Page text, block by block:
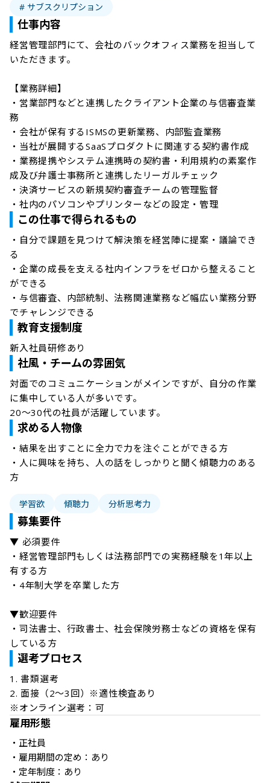
# サブスクリプション
仕事内容
経営管理部門にて、会社のバックオフィス業務を担当して
いただきます。
【業務詳細】
・営業部門などと連携したクライアント企業の与信審査業
務
・会社が保有するISMSの更新業務、内部監査業務
・当社が展開するSaaSプロダクトに関連する契約書作成
・業務提携やシステム連携時の契約書・利用規約の素案作
成及び弁護士事務所と連携したリーガルチェック
・決済サービスの新規契約審査チームの管理監督
・社内のパソコンやプリンターなどの設定・管理
この仕事で得られるもの
・自分で課題を見つけて解決策を経営陣に提案・議論でき
る
・企業の成長を支える社内インフラをゼロから整えること
ができる
・与信審査、内部統制、法務関連業務など幅広い業務分野
でチャレンジできる
教育支援制度
新入社員研修あり
社風・チームの雰囲気
対面でのコミュニケーションがメインですが、自分の作業
に集中している人が多いです。
20～30代の社員が活躍しています。
求める人物像
・結果を出すことに全力で力を注ぐことができる方
・人に興味を持ち、人の話をしっかりと聞く傾聴力のある
方
学習欲 傾聴力 分析思考力
募集要件
▼ 必須要件
・経営管理部門もしくは法務部門での実務経験を1年以上
有する方
・4年制大学を卒業した方
▼歓迎要件
・司法書士、行政書士、社会保険労務士などの資格を保有
している方
選考プロセス
1. 書類選考
2. 面接（2～3回）※適性検査あり
※オンライン選考：可
雇用形態
・正社員
・雇用期間の定め：あり
・定年制度：あり